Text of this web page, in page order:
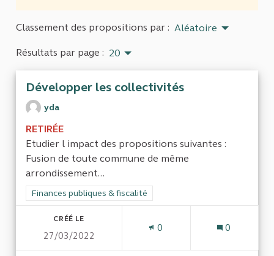
Classement des propositions par : Aléatoire
Résultats par page : 20
Développer les collectivités
yda
RETIRÉE
Etudier l impact des propositions suivantes :
Fusion de toute commune de même
arrondissement...
Filtrer les résultats de la catégorie : Finances publiques &
Finances publiques & fiscalité
CRÉÉ LE
27/03/2022
0 0